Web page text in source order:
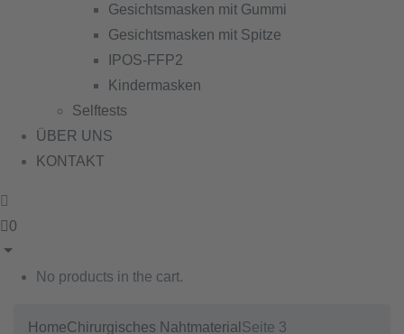
Gesichtsmasken mit Gummi
Gesichtsmasken mit Spitze
IPOS-FFP2
Kindermasken
Selftests
ÜBER UNS
KONTAKT
0
No products in the cart.
HomeChirurgisches Nahtmaterial Seite 3